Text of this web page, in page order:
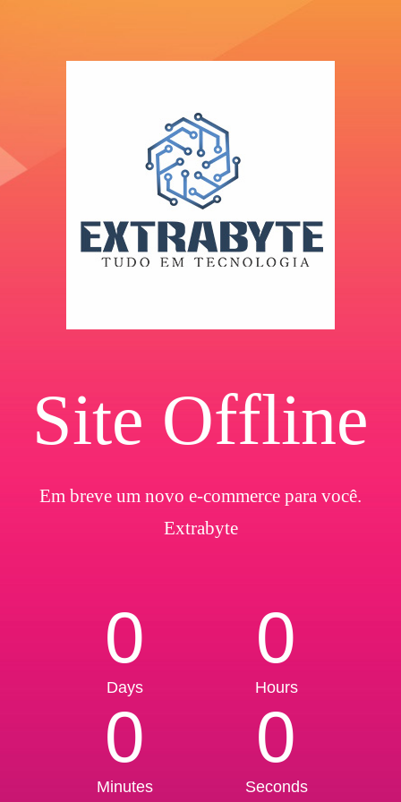
Site Offline
Em breve um novo e-commerce para você.
Extrabyte
0
Days
0
Hours
0
Minutes
0
Seconds